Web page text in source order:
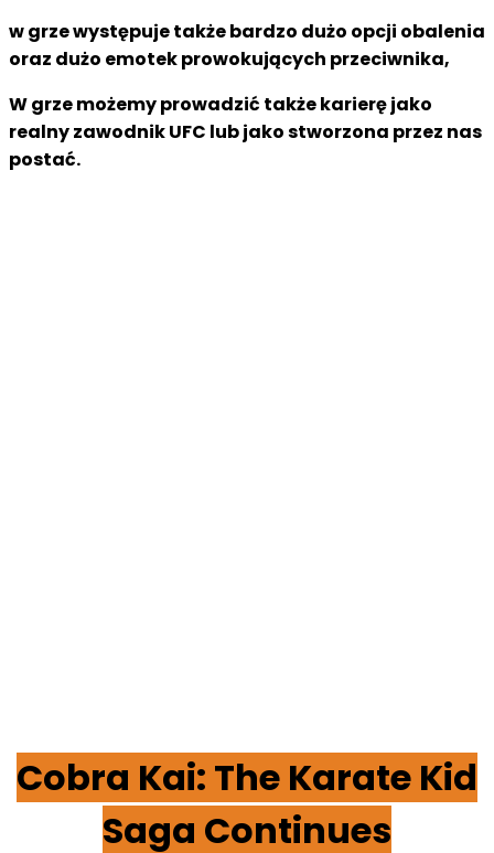
w grze występuje także bardzo dużo opcji obalenia
oraz dużo emotek prowokujących przeciwnika,
W grze możemy prowadzić także karierę jako
realny zawodnik UFC lub jako stworzona przez nas
postać.
Cobra Kai: The Karate Kid
Saga Continues